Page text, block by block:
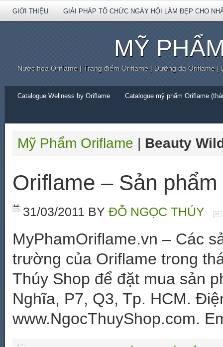
GIỚI THIỆU GIẢI PHÁP TỔ CHỨC NGÀY HỘI LÀM ĐẸP CHO
MỸ
Nước hoa Oriflame | Trang điểm Oriflame | Dưỡng da Oriflame
Catalogue Wellness by Oriflame Catalogue mỹ phẩm Oriflame
Mỹ Phẩm Oriflame | Beauty
Oriflame – Sản
31/03/2011 BY ĐỖ NGỌC THÚY
MyPhamOriflame.vn – Các
trường của Oriflame trong
Thúy Shop để đặt mua sản
Nghĩa, P7, Q3, Tp. HCM.
www.NgocThuyShop.com.